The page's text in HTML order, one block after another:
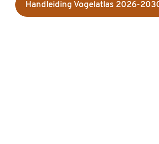
Handleiding Vogelatlas 2026-